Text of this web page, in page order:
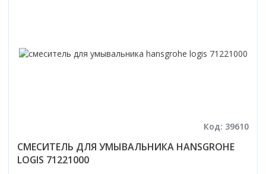
Код: 39610
СМЕСИТЕЛЬ ДЛЯ УМЫВАЛЬНИКА HANSGROHE
LOGIS 71221000